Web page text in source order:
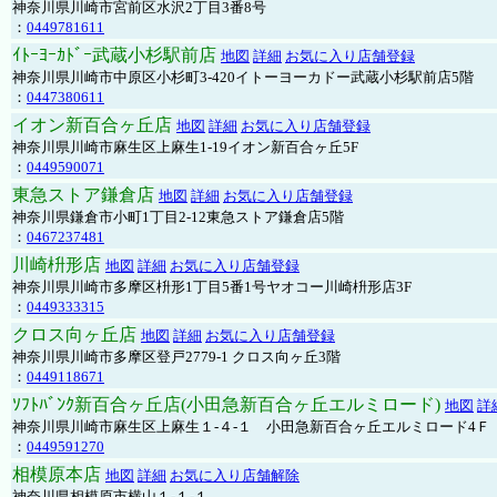
神奈川県川崎市宮前区水沢2丁目3番8号
： 0449781611
ｲﾄｰﾖｰｶﾄﾞｰ武蔵小杉駅前店 地図 詳細 お気に入り店舗登録
神奈川県川崎市中原区小杉町3-420イトーヨーカドー武蔵小杉駅前店5階
： 0447380611
イオン新百合ヶ丘店 地図 詳細 お気に入り店舗登録
神奈川県川崎市麻生区上麻生1-19イオン新百合ヶ丘5F
： 0449590071
東急ストア鎌倉店 地図 詳細 お気に入り店舗登録
神奈川県鎌倉市小町1丁目2-12東急ストア鎌倉店5階
： 0467237481
川崎枡形店 地図 詳細 お気に入り店舗登録
神奈川県川崎市多摩区枡形1丁目5番1号ヤオコー川崎枡形店3F
： 0449333315
クロス向ヶ丘店 地図 詳細 お気に入り店舗登録
神奈川県川崎市多摩区登戸2779-1 クロス向ヶ丘3階
： 0449118671
ｿﾌﾄﾊﾞﾝｸ新百合ヶ丘店(小田急新百合ヶ丘エルミロード) 地図 詳
神奈川県川崎市麻生区上麻生１-４-１ 小田急新百合ヶ丘エルミロード4Ｆ
： 0449591270
相模原本店 地図 詳細 お気に入り店舗解除